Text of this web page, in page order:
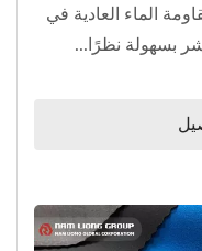
الماء العادية في
بسهولة نظرًا...